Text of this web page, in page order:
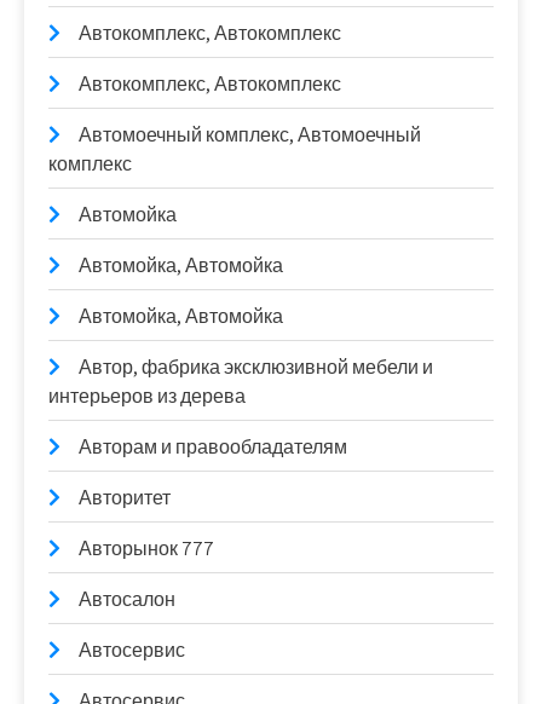
Автокомплекс, Автокомплекс
Автокомплекс, Автокомплекс
Автомоечный комплекс, Автомоечный
комплекс
Автомойка
Автомойка, Автомойка
Автомойка, Автомойка
Автор, фабрика эксклюзивной мебели и
интерьеров из дерева
Авторам и правообладателям
Авторитет
Авторынок 777
Автосалон
Автосервис